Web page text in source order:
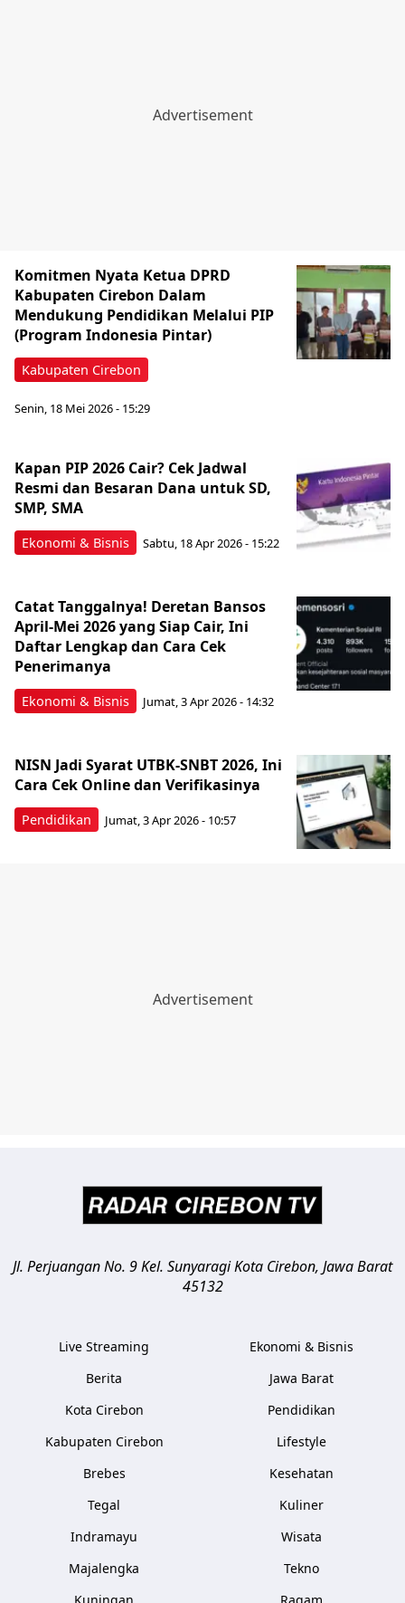
Kabupaten Cirebon
Komitmen Nyata Ketua DPRD
Kabupaten Cirebon Dalam
Mendukung Pendidikan Melalui PIP
(Program Indonesia Pintar)
Senin, 18 Mei 2026 - 15:29
Ekonomi & Bisnis
Kapan PIP 2026 Cair? Cek Jadwal
Resmi dan Besaran Dana untuk SD,
SMP, SMA
Sabtu, 18 Apr 2026 - 15:22
Ekonomi & Bisnis
Catat Tanggalnya! Deretan Bansos
April-Mei 2026 yang Siap Cair, Ini
Daftar Lengkap dan Cara Cek
Penerimanya
Jumat, 3 Apr 2026 - 14:32
Pendidikan
NISN Jadi Syarat UTBK-SNBT 2026, Ini
Cara Cek Online dan Verifikasinya
Jumat, 3 Apr 2026 - 10:57
Jl. Perjuangan No. 9 Kel. SunyaragiKota Cirebon, Jawa Barat
45132
Live Streaming
Berita
Kota Cirebon
Kabupaten Cirebon
Brebes
Tegal
Indramayu
Majalengka
Kuningan
Ekonomi & Bisnis
Jawa Barat
Pendidikan
Lifestyle
Kesehatan
Kuliner
Wisata
Tekno
Ragam